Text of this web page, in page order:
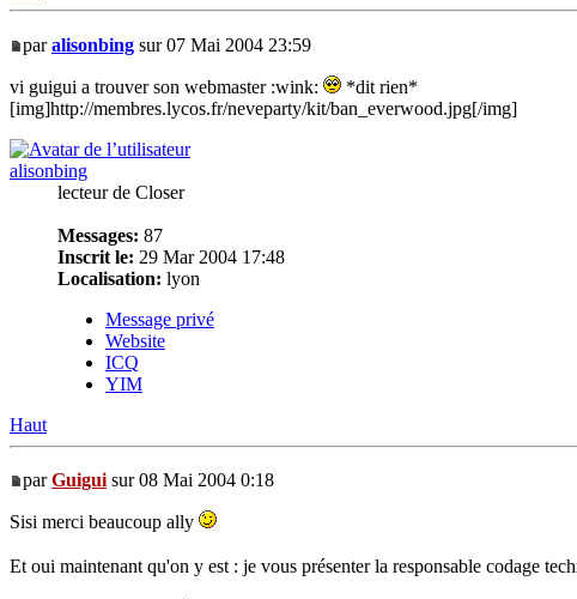
paralisonbing sur 07 Mai 2004 23:59
vi guigui a trouver son webmaster :wink:
*dit rien*
[img]http://membres.lycos.fr/neveparty/kit/ban_everwood.jpg[/img]
alisonbing
lecteur de Closer
Messages: 87
Inscrit le: 29 Mar 2004 17:48
Localisation: lyon
Message privé
Website
ICQ
YIM
Haut
parGuiguisur 08 Mai 2004 0:18
Sisi merci beaucoup ally
Et oui maintenant qu'on y est : je vous présenter la responsable codage